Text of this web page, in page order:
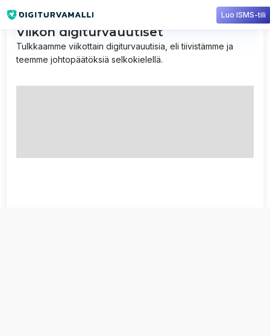
Viikon digiturvauutiset
Tulkkaamme viikottain digiturvauutisia, eli tiivistämme ja
teemme johtopäätöksiä selkokielellä.
Luo ISMS-tili